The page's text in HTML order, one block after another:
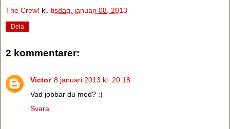
The Crew! kl. tisdag, januari 08, 2013
Dela
2 kommentarer:
Victor 8 januari 2013 kl. 20:18
Vad jobbar du med? :)
Svara